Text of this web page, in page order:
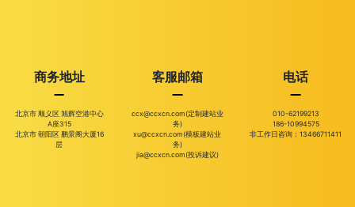
商务地址
北京市 顺义区 旭辉空港中心
A座315
北京市 朝阳区 鹏景阁大厦16
层
客服邮箱
ccx@ccxcn.com(定制建站业
务)
xu@ccxcn.com(模板建站业
务)
jia@ccxcn.com(投诉建议)
电话
010-62199213
186-10994575
非工作日咨询：13466711411